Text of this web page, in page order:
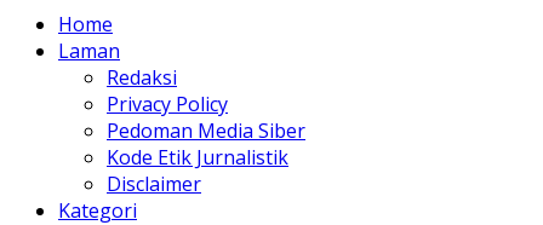
Home
Laman
Redaksi
Privacy Policy
Pedoman Media Siber
Kode Etik Jurnalistik
Disclaimer
Kategori